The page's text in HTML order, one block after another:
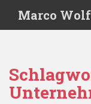
i
Marco